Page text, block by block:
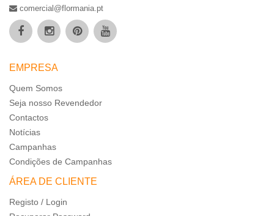
comercial@flormania.pt
EMPRESA
Quem Somos
Seja nosso Revendedor
Contactos
Notícias
Campanhas
Condições de Campanhas
ÁREA DE CLIENTE
Registo / Login